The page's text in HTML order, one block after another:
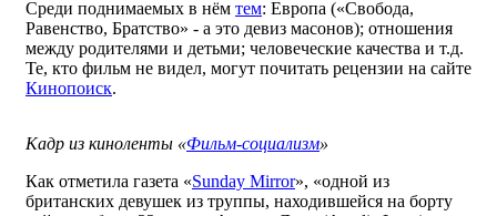
Среди поднимаемых в нём тем: Европа («Свобода,
Равенство, Братство» - а это девиз масонов); отношения
между родителями и детьми; человеческие качества и т.д.
Те, кто фильм не видел, могут почитать рецензии на сайте
Кинопоиск.
Кадр из киноленты «Фильм-социализм»
Как отметила газета «Sunday Mirror», «одной из
британских девушек из труппы, находившейся на борту